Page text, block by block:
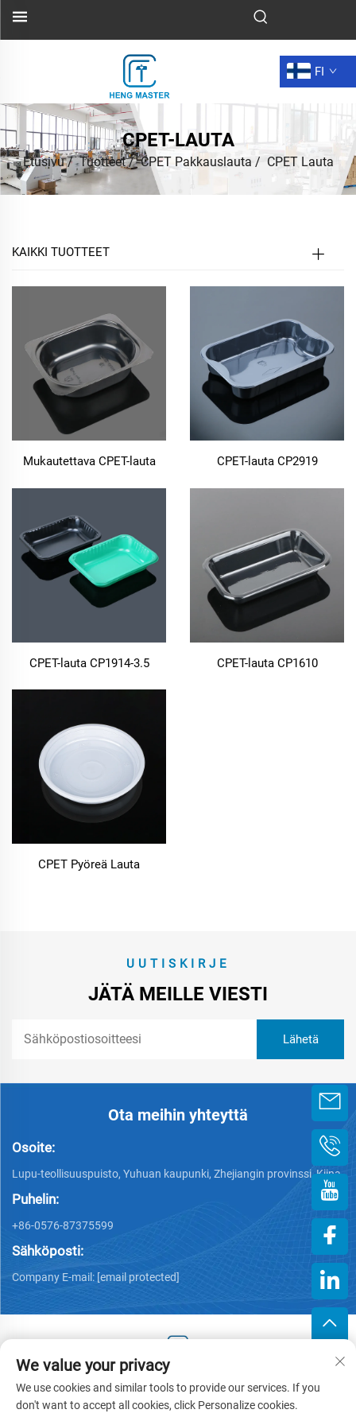
FI
CPET-LAUTA
Etusivu/Tuotteet/CPET Pakkauslauta / CPET Lauta
KAIKKI TUOTTEET
Mukautettava CPET-lauta CPET-lauta CP2919
CPET-lauta CP1914-3.5 CPET-lauta CP1610
CPET Pyöreä Lauta
UUTISKIRJE
JÄTÄ MEILLE VIESTI
Ota meihin yhteyttä
Osoite:
Lupu-teollisuuspuisto, Yuhuan kaupunki, Zhejiangin provinssi, Kiina
Puhelin:
+86-0576-87375599
Sähköposti:
Company E-mail: [email protected]
Copyright © 2025 Zhejiang Hengjiang Plastic Co., Ltd. -
Tietosuojakäytäntö
We value your privacy
We use cookies and similar tools to provide our services. If you
don't want to accept all cookies, click Personalize cookies.